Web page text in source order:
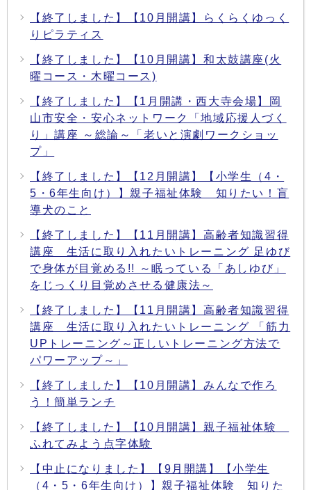
【終了しました】【10月開講】らくらくゆっく
りピラティス
【終了しました】【10月開講】和太鼓講座(火
曜コース・木曜コース)
【終了しました】【1月開講・西大寺会場】岡
山市安全・安心ネットワーク「地域応援人づく
り」講座 ～総論～「老いと演劇ワークショッ
プ」
【終了しました】【12月開講】【小学生（4・
5・6年生向け）】親子福祉体験 知りたい！盲
導犬のこと
【終了しました】【11月開講】高齢者知識習得
講座 生活に取り入れたいトレーニング 足ゆび
で身体が目覚める!! ～眠っている「あしゆび」
をじっくり目覚めさせる健康法～
【終了しました】【11月開講】高齢者知識習得
講座 生活に取り入れたいトレーニング 「筋力
UPトレーニング～正しいトレーニング方法で
パワーアップ～」
【終了しました】【10月開講】みんなで作ろ
う！簡単ランチ
【終了しました】【10月開講】親子福祉体験
ふれてみよう点字体験
【中止になりました】【9月開講】【小学生
（4・5・6年生向け）】親子福祉体験 知りた